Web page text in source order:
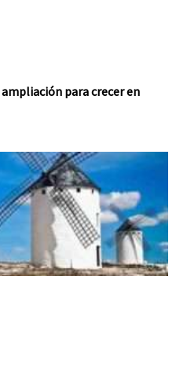
ampliación para crecer en